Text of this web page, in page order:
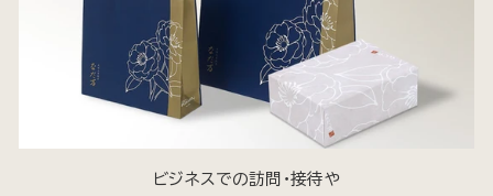
ビジネスでの訪問・接待や